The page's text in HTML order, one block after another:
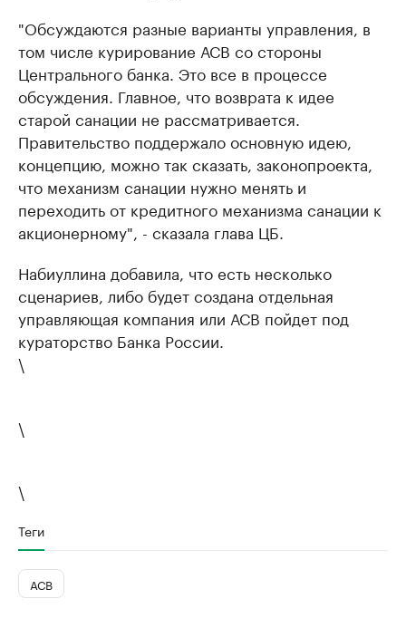
"Обсуждаются разные варианты управления, в
том числе курирование АСВ со стороны
Центрального банка. Это все в процессе
обсуждения. Главное, что возврата к идее
старой санации не рассматривается.
Правительство поддержало основную идею,
концепцию, можно так сказать, законопроекта,
что механизм санации нужно менять и
переходить от кредитного механизма санации к
акционерному", - сказала глава ЦБ.
Набиуллина добавила, что есть несколько
сценариев, либо будет создана отдельная
управляющая компания или АСВ пойдет под
кураторство Банка России.
\
\
\
Теги
АСВ